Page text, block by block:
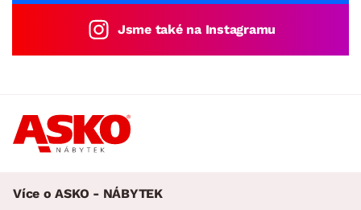
Jsme také na Instagramu
Více o ASKO - NÁBYTEK